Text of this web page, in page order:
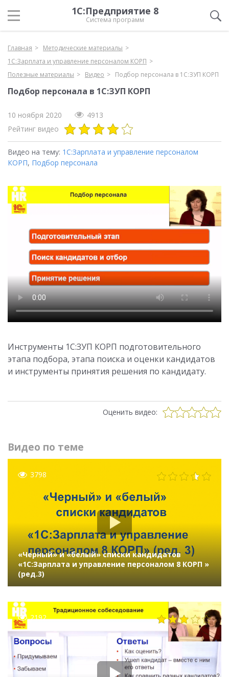
1С:Предприятие 8
Система программ
Главная
Методические материалы
1С:Зарплата и управление персоналом КОРП
Полезные материалы
Видео Подбор персонала в 1С:ЗУП КОРП
Подбор персонала в 1С:ЗУП КОРП
10 ноября 2020
4913
Рейтинг видео
Видео на тему: 1С:Зарплата и управление персоналом
КОРП, Подбор персонала
Инструменты 1С:ЗУП КОРП подготовительного
этапа подбора, этапа поиска и оценки кандидатов
и инструменты принятия решения по кандидату.
Оценить видео:
Видео по теме
3798
«Черный» и «белый» списки кандидатов
«1C:Зарплата и управление персоналом 8 КОРП »
(ред.3)
2192